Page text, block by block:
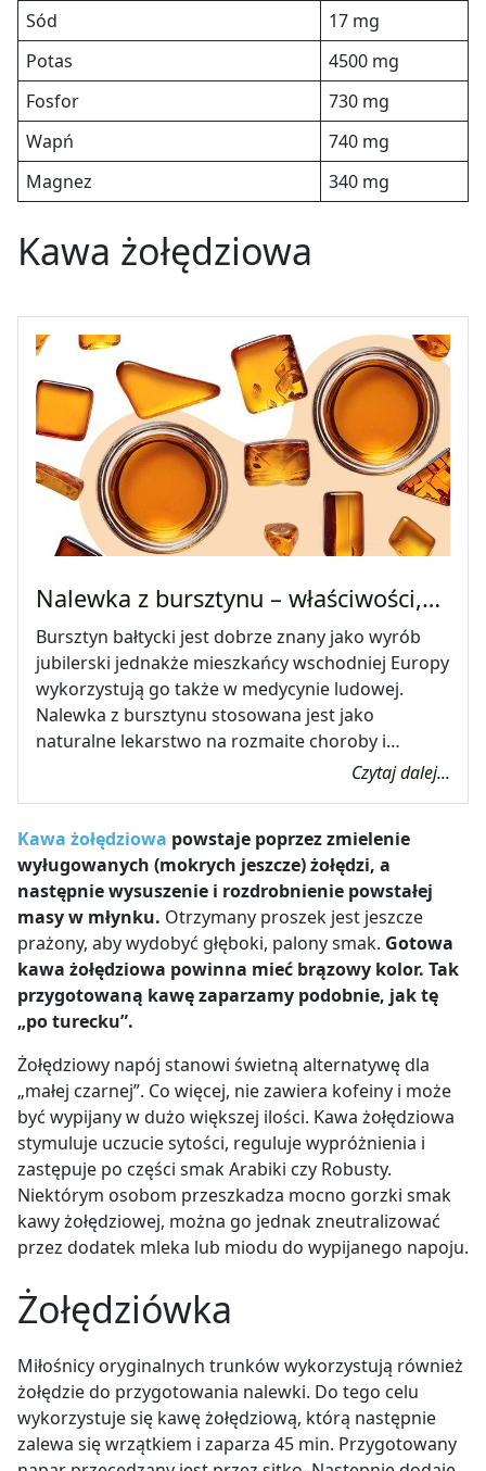
Sód
17 mg
Potas
4500 mg
Fosfor
730 mg
Wapń
740 mg
Magnez
340 mg
Kawa żołędziowa
Nalewka z bursztynu – właściwości,…
Bursztyn bałtycki jest dobrze znany jako wyrób
jubilerski jednakże mieszkańcy wschodniej Europy
wykorzystują go także w medycynie ludowej.
Nalewka z bursztynu stosowana jest jako
naturalne lekarstwo na rozmaite choroby i…
Czytaj dalej...
Kawa żołędziowa powstaje poprzez zmielenie
wyługowanych (mokrych jeszcze) żołędzi, a
następnie wysuszenie i rozdrobnienie powstałej
masy w młynku. Otrzymany proszek jest jeszcze
prażony, aby wydobyć głęboki, palony smak. Gotowa
kawa żołędziowa powinna mieć brązowy kolor. Tak
przygotowaną kawę zaparzamy podobnie, jak tę
„po turecku”.
Żołędziowy napój stanowi świetną alternatywę dla
„małej czarnej”. Co więcej, nie zawiera kofeiny i może
być wypijany w dużo większej ilości. Kawa żołędziowa
stymuluje uczucie sytości, reguluje wypróżnienia i
zastępuje po części smak Arabiki czy Robusty.
Niektórym osobom przeszkadza mocno gorzki smak
kawy żołędziowej, można go jednak zneutralizować
przez dodatek mleka lub miodu do wypijanego napoju.
Żołędziówka
Miłośnicy oryginalnych trunków wykorzystują również
żołędzie do przygotowania nalewki. Do tego celu
wykorzystuje się kawę żołędziową, którą następnie
zalewa się wrzątkiem i zaparza 45 min. Przygotowany